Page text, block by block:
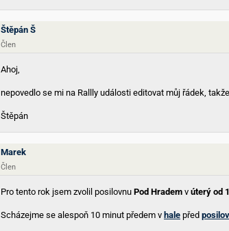
Štěpán Š
Člen
Ahoj,
nepovedlo se mi na Rallly události editovat můj řádek,
Štěpán
Marek
Člen
Pro tento rok jsem zvolil posilovnu Pod Hradem v úterý od
Scházejme se alespoň 10 minut předem v hale před